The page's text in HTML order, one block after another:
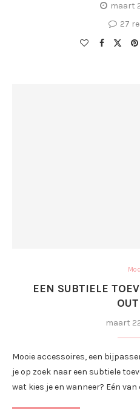
maart
27
EEN SUBTIELE
maart
Mooie accessoires, een
je op zoek naar een subtiele
wat kies je en wanneer? Eén